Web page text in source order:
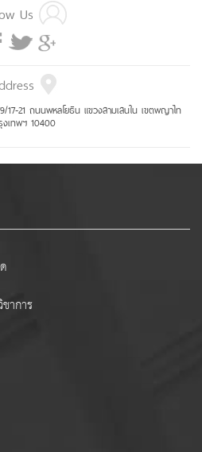
Us
21 ถนนพหลโยธิน แขวงสามเสนใน เขตพญาไท
เทพฯ 10400
าการ